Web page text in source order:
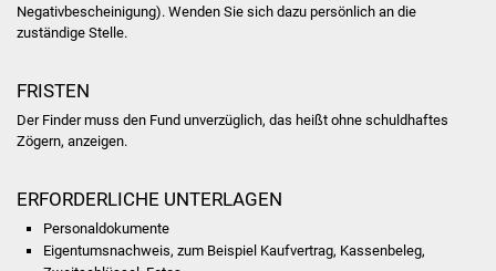
Familienzentrum
Negativbescheinigung). Wenden Sie sich dazu persönlich an die
zuständige Stelle.
FRISTEN
Der Finder muss den Fund unverzüglich, das heißt ohne schuldhaftes
Zögern, anzeigen.
ERFORDERLICHE UNTERLAGEN
Personaldokumente
Eigentumsnachweis, zum Beispiel Kaufvertrag, Kassenbeleg,